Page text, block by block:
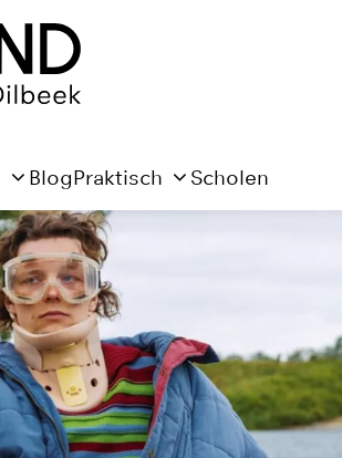
BlogPraktisch Scholen